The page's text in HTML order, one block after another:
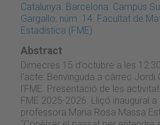
Catalunya. Barcelona. Campus
Gargallo, núm. 14. Facultat de
Estadística (FME)
Abstract
Dimecres 15 d’octubre a les
l'acte: Benvinguda a càrrec Jordi
l'FME. Presentació de les
FME 2025-2026. Lliçó inaugural
professora Maria Rosa Massa